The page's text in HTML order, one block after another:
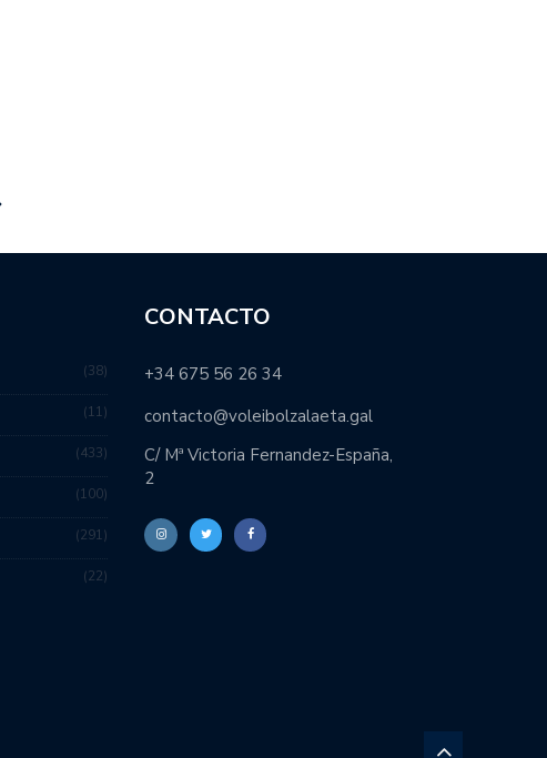
38
11
433
100
291
22
CONTACTO
+34 675 56 26 34
contacto@voleibolzalaeta.gal
C/ Mª Victoria Fernandez-España,
2